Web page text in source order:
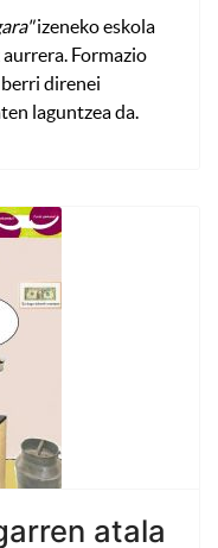
izeneko eskola
Formazio
direnei
laguntzea da.
atala